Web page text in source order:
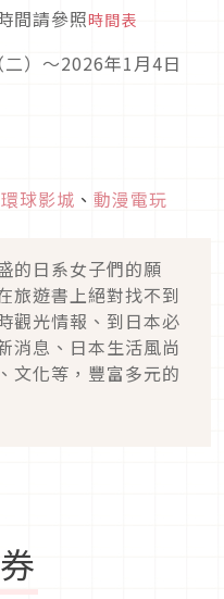
間請參照時間表
）～2026年1月4日
球影城 、 動漫電玩
的日系女子們的願
旅遊書上絕對找不到
觀光情報、到日本必
消息、日本生活風尚
文化等，豐富多元的